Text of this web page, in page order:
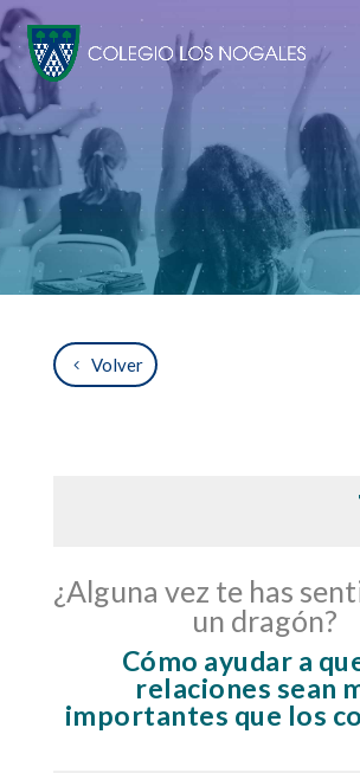
Volver
¿Alguna vez te has
un dragón?
Cómo ayudar a
relaciones sean
importantes que los